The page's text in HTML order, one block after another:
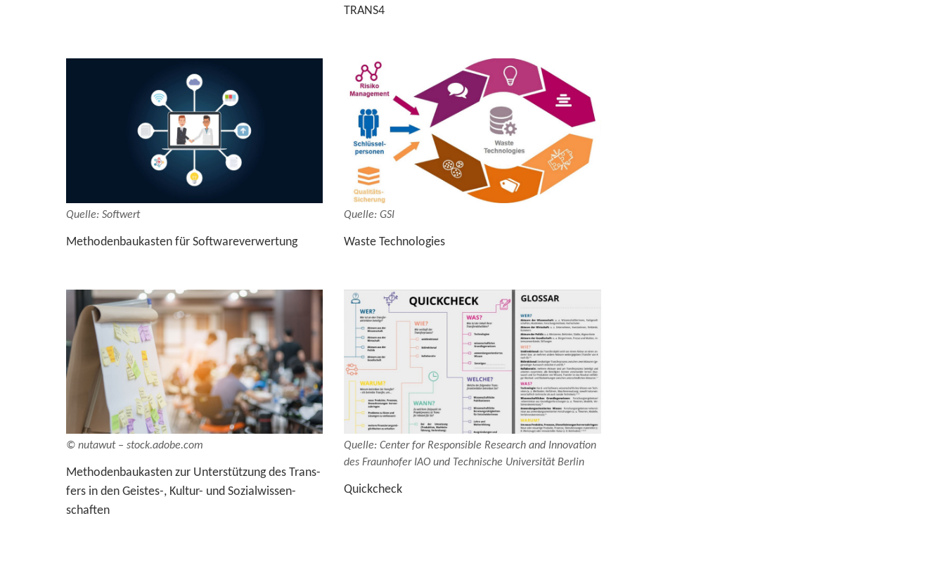
TRANS4
Quel­le: Soft­wert
Me­tho­den­bau­kas­ten für Soft­ware­ver­wer­tung
Quel­le: GSI
Waste Tech­no­lo­gies
© nu­ta­wut – stock.adobe.com
Me­tho­den­bau­kas­ten zur Un­ter­stüt­zung des Trans­
fers in den Geistes-​, Kultur-​ und So­zi­al­wis­sen­
schaf­ten
Quel­le: Cen­ter for Re­spon­si­ble Re­se­arch and In­no­va­ti­on
des Fraun­ho­fer IAO und Tech­ni­sche Uni­ver­si­tät Ber­lin
Quick­check